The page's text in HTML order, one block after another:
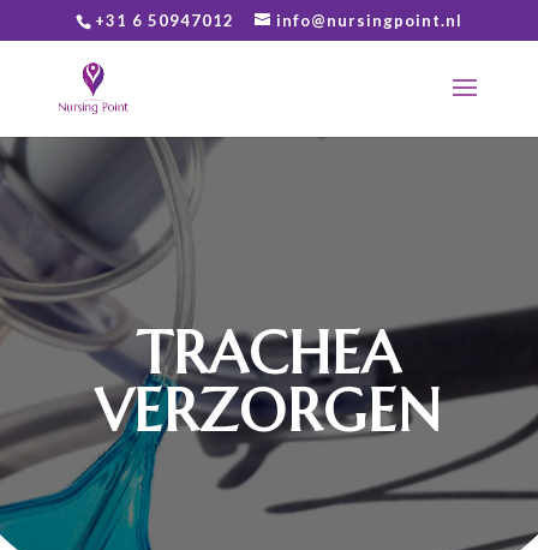
+31 6 50947012 info@nursingpoint.nl
TRACHEA
VERZORGEN